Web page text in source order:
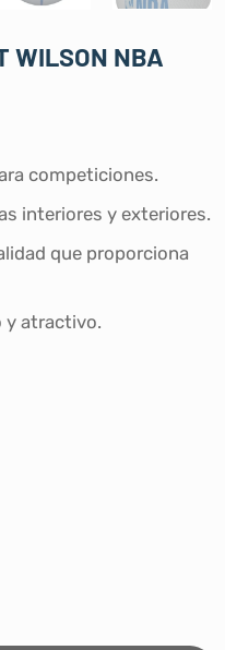
WILSON NBA
competiciones.
interiores y exteriores.
que proporciona
y atractivo.
NBA DRV GREY #7